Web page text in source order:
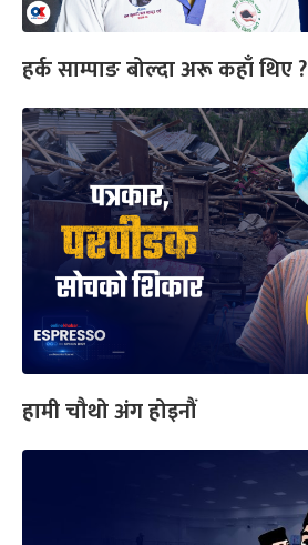
हर्क साम्पाङ बोल्दा अरू कहाँ थिए ?
हामी चौथो अंग होइनौं